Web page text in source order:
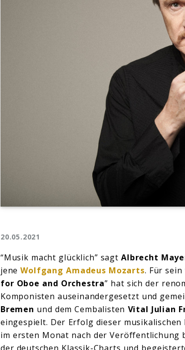
20.05.2021
“Musik macht glücklich” sagtAlbrecht
jeneWolfgang Amadeus Mozarts. Für
for Oboe and Orchestra” hat sich der
Komponisten auseinandergesetzt und
Bremen und dem Cembalisten Vital Julian
eingespielt. Der Erfolg dieser
im ersten Monat nach der Veröffentlichung
der deutschen Klassik-Charts und